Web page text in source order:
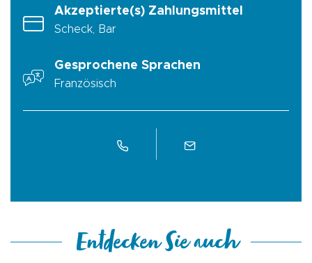
Akzeptierte(s) Zahlungsmittel
Scheck, Bar
Gesprochene Sprachen
Französisch
Entdecken Sie auch